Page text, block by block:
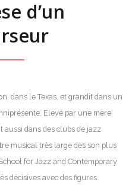
d’un
dans le Texas, et grandit dans un
Elevé par une mère
aussi dans des clubs de jazz
musical très large dès son plus
for Jazz and Contemporary
décisives avec des figures